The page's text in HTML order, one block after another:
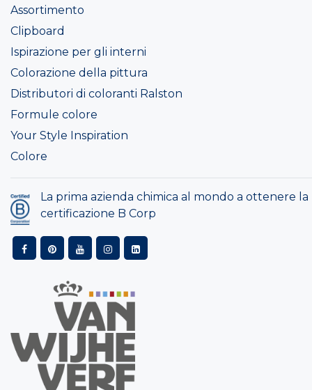
Assortimento
Clipboard
Ispirazione per gli interni
Colorazione della pittura
Distributori di coloranti Ralston
Formule colore
Your Style Inspiration
Colore
La prima azienda chimica al mondo a ottenere la
certificazione B Corp